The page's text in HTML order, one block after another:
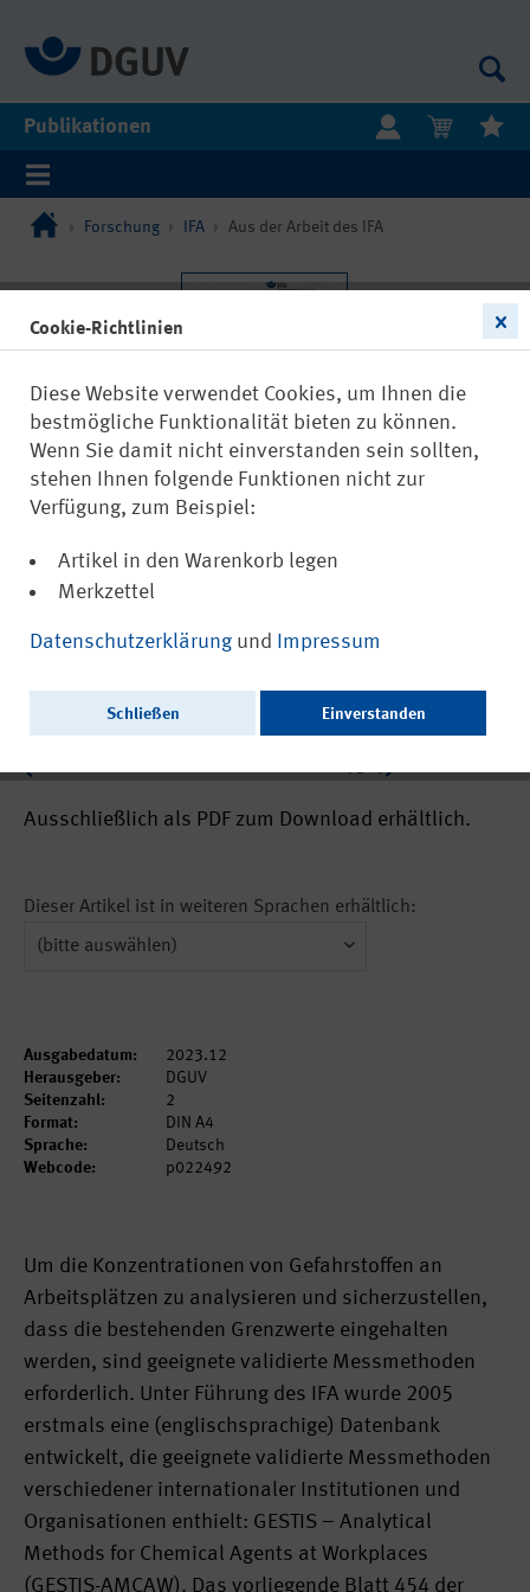
Publikationen
Forschung IFA Aus der Arbeit des IFA
GESTIS – Analytical Methods for Chemical
Agents at Workplaces (GESTIS-AMCAW)
Ausschließlich als PDF zum Download erhältlich.
Dieser Artikel ist in weiteren Sprachen erhältlich:
Ausgabedatum:
2023.12
Herausgeber:
DGUV
Seitenzahl:
2
Format:
DIN A4
Sprache:
Deutsch
Webcode:
p022492
Um die Konzentrationen von Gefahrstoffen an
Arbeitsplätzen zu analysieren und sicherzustellen,
dass die bestehenden Grenzwerte eingehalten
werden, sind geeignete validierte Messmethoden
erforderlich. Unter Führung des IFA wurde 2005
erstmals eine (englischsprachige) Datenbank
entwickelt, die geeignete validierte Messmethoden
verschiedener internationaler Institutionen und
Organisationen enthielt: GESTIS – Analytical
Methods for Chemical Agents at Workplaces
(GESTIS-AMCAW). Das vorliegende Blatt 454 der
Cookie-Richtlinien
Diese Website verwendet Cookies, um Ihnen die
bestmögliche Funktionalität bieten zu können.
Wenn Sie damit nicht einverstanden sein sollten,
stehen Ihnen folgende Funktionen nicht zur
Verfügung, zum Beispiel:
Artikel in den Warenkorb legen
Merkzettel
Datenschutzerklärung und Impressum
Schließen Einverstanden